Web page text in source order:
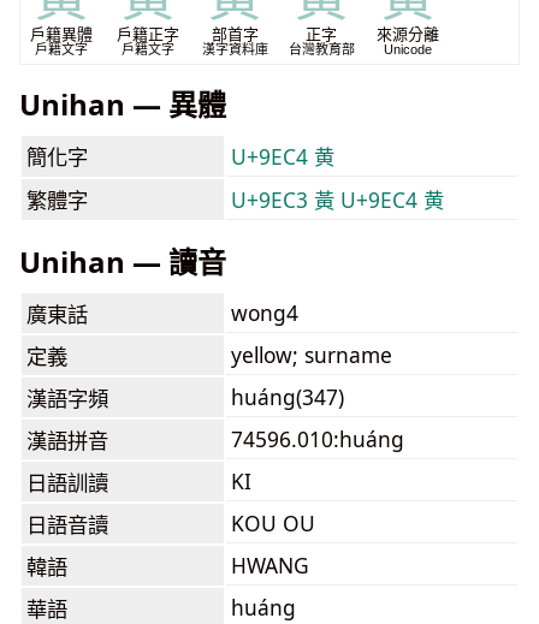
戶籍異體
戶籍文字
戶籍正字
戶籍文字
部首字
漢字資料庫
正字
台灣教育部
來源分離
Unicode
Unihan — 異體
簡化字
U+9EC4 黄
繁體字
U+9EC3 黃 U+9EC4 黄
Unihan — 讀音
廣東話
wong4
定義
yellow; surname
漢語字頻
huáng(347)
漢語拼音
74596.010:huáng
日語訓讀
KI
日語音讀
KOU OU
韓語
HWANG
華語
huáng